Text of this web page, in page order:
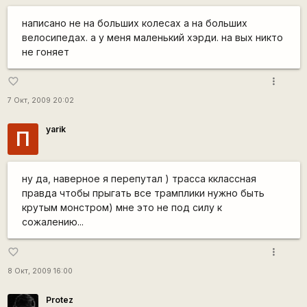
написано не на больших колесах а на больших
велосипедах. а у меня маленький хэрди. на вых никто
не гоняет
favorite_border
7 Окт, 2009 20:02
more_vert
П yarik
ну да, наверное я перепутал ) трасса кклассная
правда чтобы прыгать все трамплики нужно быть
крутым монстром) мне это не под силу к
сожалению...
favorite_border
8 Окт, 2009 16:00
more_vert
Protez